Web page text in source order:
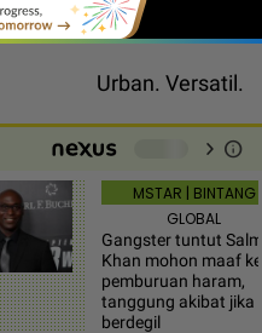
Urban. Versatil.
chevron_right info
MSTAR | BINTANG
GLOBAL
Gangster tuntut
Khan mohon maaf
pemburuan haram,
tanggung akibat jika
berdegil